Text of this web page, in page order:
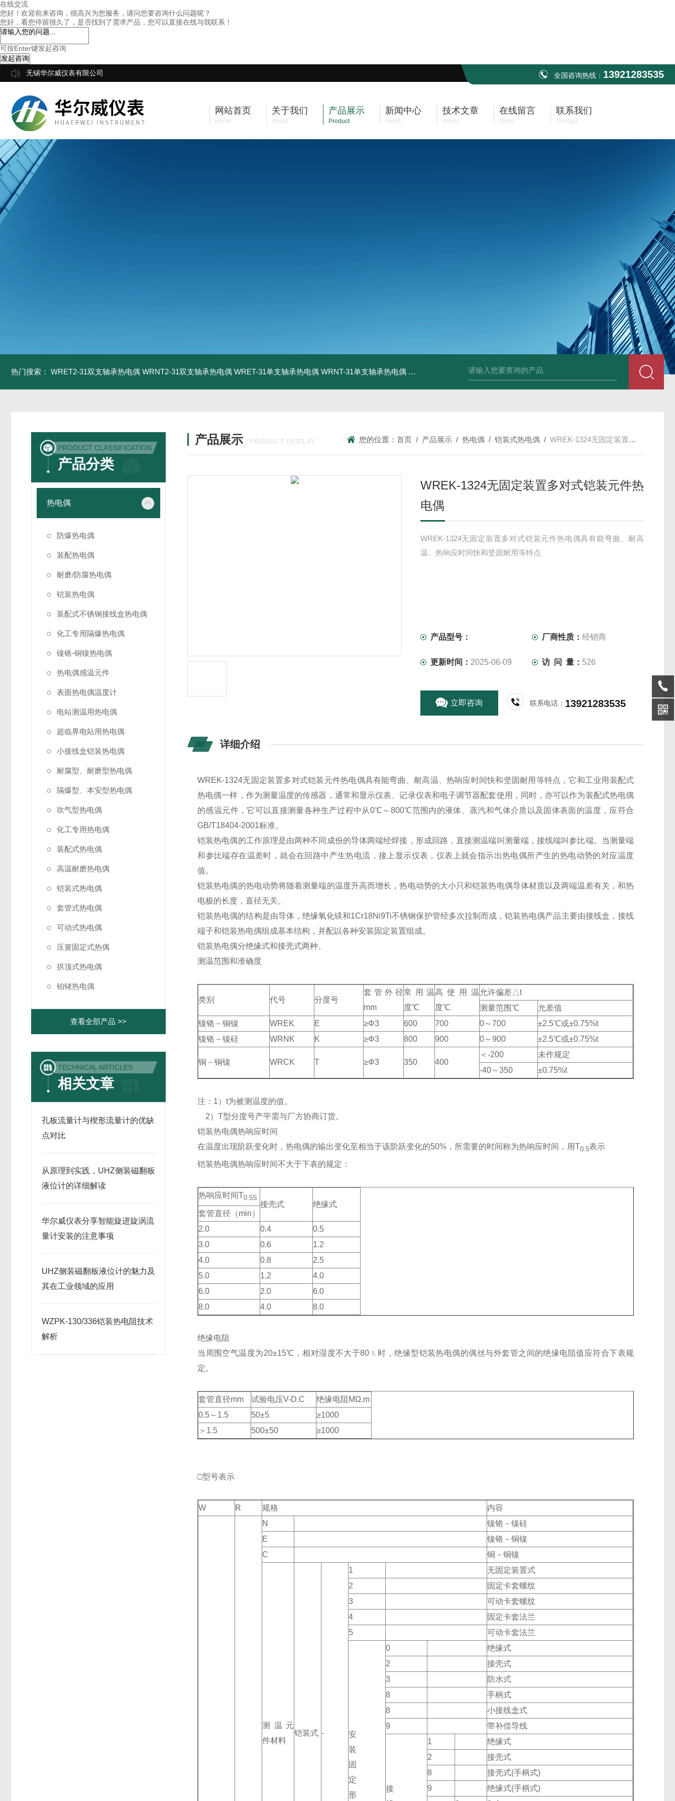
在线交流
您好！欢迎前来咨询，很高兴为您服务，请问您要咨询什么问题呢？
您好，看您停留很久了，是否找到了需求产品，您可以直接在线与我联系！
可按Enter键发起咨询
发起咨询
无锡华尔威仪表有限公司
全国咨询热线： 13921283535
网站首页
Home
关于我们
About
产品展示
Product
新闻中心
News
技术文章
Article
在线留言
Order
联系我们
Contact
热门搜索： WRET2-31双支轴承热电偶 WRNT2-31双支轴承热电偶 WRET-31单支轴承热电偶 WRNT-31单支轴承热电偶 WZP-731套管式热电阻 WZP2-731套管式热电阻 塑料液面计
PRODUCT CLASSIFICATION
产品分类
热电偶
防爆热电偶
装配热电偶
耐磨/防腐热电偶
铠装热电偶
装配式不锈钢接线盒热电偶
化工专用隔爆热电偶
镍铬-铜镍热电偶
热电偶感温元件
表面热电偶温度计
电站测温用热电偶
超临界电站用热电偶
小接线盒铠装热电偶
耐腐型、耐磨型热电偶
隔爆型、本安型热电偶
吹气型热电偶
化工专用热电偶
装配式热电偶
高温耐磨热电偶
铠装式热电偶
套管式热电偶
可动式热电偶
压簧固定式热偶
拱顶式热电偶
铂铑热电偶
查看全部产品 >>
TECHNICAL ARTICLES
相关文章
孔板流量计与楔形流量计的优缺
点对比
从原理到实践，UHZ侧装磁翻板
液位计的详细解读
华尔威仪表分享智能旋进旋涡流
量计安装的注意事项
UHZ侧装磁翻板液位计的魅力及
其在工业领域的应用
WZPK-130/336铠装热电阻技术
解析
产品展示 / PRODUCT DISPLAY 您的位置：首页 / 产品展示 /热电偶 /铠装式热电偶 /WREK-1324无固定装置多对式铠装元件热电偶
WREK-1324无固定装置多对式铠装元件热
电偶
WREK-1324无固定装置多对式铠装元件热电偶具有能弯曲、耐高
温、热响应时间快和坚固耐用等特点
产品型号： 厂商性质：经销商
更新时间： 2025-06-09 访 问 量： 526
立即咨询 联系电话： 13921283535
详细介绍
WREK-1324无固定装置多对式铠装元件热电偶具有能弯曲、耐高温、热响应时间快和坚固耐用等特点，它和工业用装配式
热电偶一样，作为测量温度的传感器，通常和显示仪表、记录仪表和电子调节器配套使用，同时，亦可以作为装配式热电偶
的感温元件，它可以直接测量各种生产过程中从0℃～800℃范围内的液体、蒸汽和气体介质以及固体表面的温度，应符合
GB/T18404-2001标准。
铠装热电偶的工作原理是由两种不同成份的导体两端经焊接，形成回路，直接测温端叫测量端，接线端叫参比端。当测量端
和参比端存在温差时，就会在回路中产生热电流，接上显示仪表，仪表上就会指示出热电偶所产生的热电动势的对应温度
值。
铠装热电偶的热电动势将随着测量端的温度升高而增长，热电动势的大小只和铠装热电偶导体材质以及两端温差有关，和热
电极的长度，直径无关。
铠装热电偶的结构是由导体，绝缘氧化镁和1Cr18Ni9Ti不锈钢保护管经多次拉制而成，铠装热电偶产品主要由接线盒，接线
端子和铠装热电偶组成基本结构，并配以各种安装固定装置组成。
铠装热电偶分绝缘式和接壳式两种。
测温范围和准确度
类别 代号 分度号
套管外径
mm
常用温
度℃
高使用温
度℃
允许偏差△t
测量范围℃
允差值
镍铬－铜镍
WREK E ≥Φ3 600 700 0～700
±2.5℃或±0.75%t
镍铬－镍硅
WRNK K ≥Φ3 800 900 0～900 ±2.5℃或±0.75%t
铜－铜镍 WRCK T ≥Φ3 350 400
＜-200
未作规定
-40～350
±0.75%t
注：1）t为被测温度的值。
2）T型分度号产平需与厂方协商订货。
铠装热电偶热响应时间
在温度出现阶跃变化时，热电偶的输出变化至相当于该阶跃变化的50%，所需要的时间称为热响应时间，用T0.5表示
铠装热电偶热响应时间不大于下表的规定：
热响应时间T0.5S
接壳式
绝缘式
套管直径（min）
2.0
0.4
0.5
3.0
0.6
1.2
4.0
0.8
2.5
5.0
1.2
4.0
6.0
2.0
6.0
8.0
4.0 8.0
绝缘电阻
当周围空气温度为20±15℃，相对湿度不大于80﹪时，绝缘型铠装热电偶的偶丝与外套管之间的绝缘电阻值应符合下表规
定。
套管直径mm 试验电压V-D.C
绝缘电阻MΩ.m
0.5～1.5
50±5
≥1000
＞1.5
500±50 ≥1000
□型号表示
W R 规格
内容
N
镍铬－镍硅
E
镍铬－铜镍
C
铜－铜镍
测温元
件材料
铠装式 -
1
无固定装置式
2
固定卡套螺纹
3
可动卡套螺纹
4
固定卡套法兰
5
可动卡套法兰
安
装
固
定
形
0
绝缘式
2
接壳式
3
防水式
8
手柄式
8
小接线盒式
9
带补偿导线
接
1
绝缘式
2
接壳式
8
接壳式(手柄式)
9
绝缘式(手柄式)